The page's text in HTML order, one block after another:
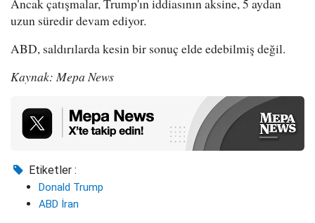
Ancak çatışmalar, Trump'ın iddiasının aksine, 5 aydan
uzun süredir devam ediyor.
ABD, saldırılarda kesin bir sonuç elde edebilmiş değil.
Kaynak: Mepa News
Etiketler :
Donald Trump
ABD İran